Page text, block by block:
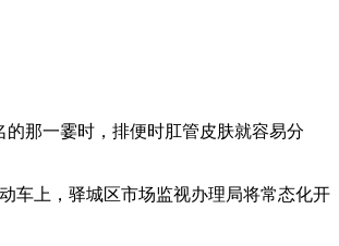
那一霎时，排便时肛管皮肤就容易分
车上，驿城区市场监视办理局将常态化开